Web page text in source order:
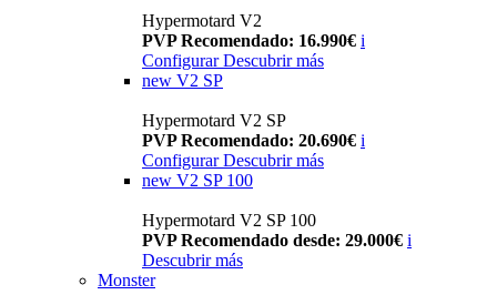
Hypermotard V2
PVP Recomendado: 16.990€ i
Configurar Descubrir más
new V2 SP
Hypermotard V2 SP
PVP Recomendado: 20.690€ i
Configurar Descubrir más
new V2 SP 100
Hypermotard V2 SP 100
PVP Recomendado desde: 29.000€ i
Descubrir más
Monster